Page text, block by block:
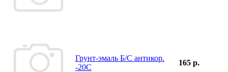
Грунт-эмаль Б/С антикор.
-20С
165 р.